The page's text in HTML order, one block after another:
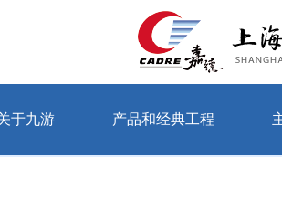
于九游 产品和经典工程
公司动态